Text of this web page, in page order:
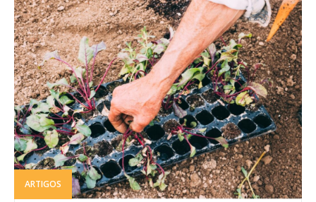
ARTIGOS